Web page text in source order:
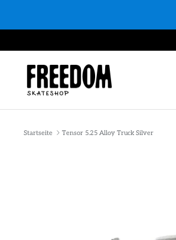
Startseite Tensor 5.25 Alloy Truck Silver